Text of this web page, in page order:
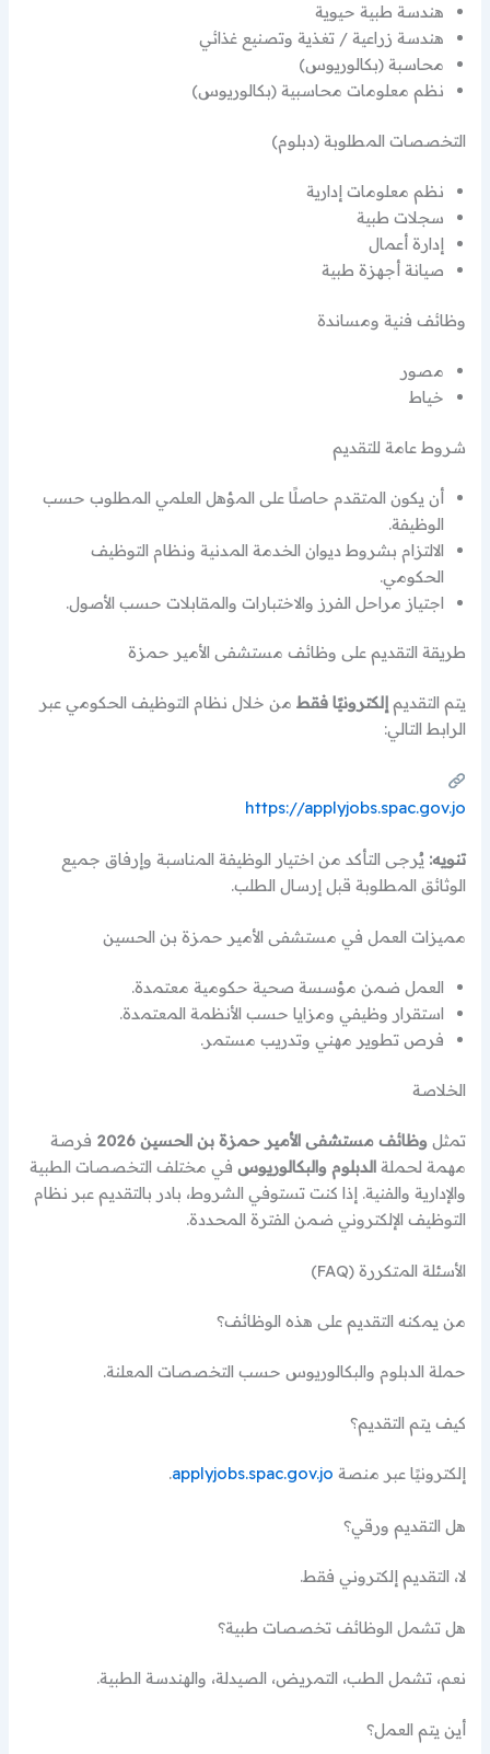
هندسة طبية حيوية
هندسة زراعية / تغذية وتصنيع غذائي
محاسبة (بكالوريوس)
نظم معلومات محاسبية (بكالوريوس)
التخصصات المطلوبة (دبلوم)
نظم معلومات إدارية
سجلات طبية
إدارة أعمال
صيانة أجهزة طبية
وظائف فنية ومساندة
مصور
خياط
شروط عامة للتقديم
أن يكون المتقدم حاصلًا على المؤهل العلمي المطلوب حسب
الوظيفة.
الالتزام بشروط ديوان الخدمة المدنية ونظام التوظيف
الحكومي.
اجتياز مراحل الفرز والاختبارات والمقابلات حسب الأصول.
طريقة التقديم على وظائف مستشفى الأمير حمزة
يتم التقديمإلكترونيًا فقط من خلال نظام التوظيف الحكومي عبر
الرابط التالي:
https://applyjobs.spac.gov.jo
تنويه: يُرجى التأكد من اختيار الوظيفة المناسبة وإرفاق جميع
الوثائق المطلوبة قبل إرسال الطلب.
مميزات العمل في مستشفى الأمير حمزة بن الحسين
العمل ضمن مؤسسة صحية حكومية معتمدة.
استقرار وظيفي ومزايا حسب الأنظمة المعتمدة.
فرص تطوير مهني وتدريب مستمر.
الخلاصة
تمثلوظائف مستشفى الأمير حمزة بن الحسين 2026
فرصة
مهمة لحملةالدبلوم والبكالوريوس في مختلف التخصصات الطبية
والإدارية والفنية. إذا كنت تستوفي الشروط، بادر بالتقديم عبر نظام
التوظيف الإلكتروني ضمن الفترة المحددة.
الأسئلة المتكررة (FAQ)
من يمكنه التقديم على هذه الوظائف؟
حملة الدبلوم والبكالوريوس حسب التخصصات المعلنة.
كيف يتم التقديم؟
إلكترونيًا عبر منصة applyjobs.spac.gov.jo
.
هل التقديم ورقي؟
لا، التقديم إلكتروني فقط.
هل تشمل الوظائف تخصصات طبية؟
نعم، تشمل الطب، التمريض، الصيدلة، والهندسة الطبية.
أين يتم العمل؟